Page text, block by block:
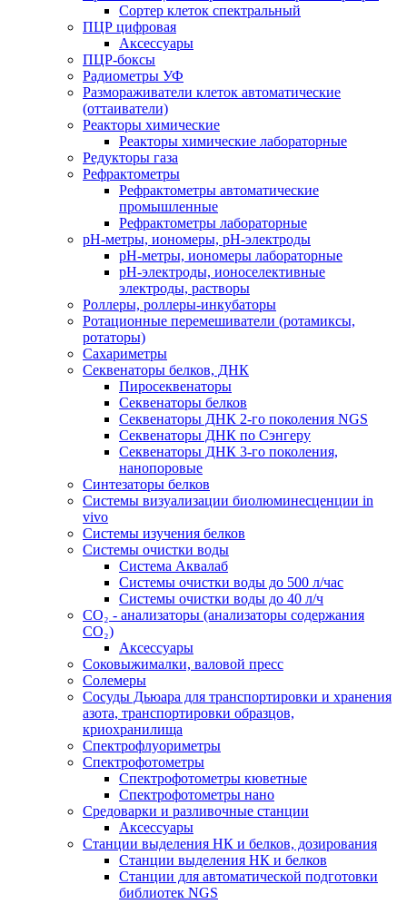
Сортер клеток спектральный
ПЦР цифровая
Аксессуары
ПЦР-боксы
Радиометры УФ
Размораживатели клеток автоматические
(оттаиватели)
Реакторы химические
Реакторы химические лабораторные
Редукторы газа
Рефрактометры
Рефрактометры автоматические
промышленные
Рефрактометры лабораторные
рН-метры, иономеры, рН-электроды
рН-метры, иономеры лабораторные
рН-электроды, ионоселективные
электроды, растворы
Роллеры, роллеры-инкубаторы
Ротационные перемешиватели (ротамиксы,
ротаторы)
Сахариметры
Секвенаторы белков, ДНК
Пиросеквенаторы
Секвенаторы белков
Секвенаторы ДНК 2-го поколения NGS
Секвенаторы ДНК по Сэнгеру
Секвенаторы ДНК 3-го поколения,
нанопоровые
Синтезаторы белков
Системы визуализации биолюминесценции in
vivo
Системы изучения белков
Системы очистки воды
Система Аквалаб
Системы очистки воды до 500 л/час
Системы очистки воды до 40 л/ч
СО₂ - анализаторы (анализаторы содержания
СО₂)
Аксессуары
Соковыжималки, валовой пресс
Солемеры
Сосуды Дьюара для транспортировки и хранения
азота, транспортировки образцов,
криохранилища
Спектрофлуориметры
Спектрофотометры
Спектрофотометры кюветные
Спектрофотометры нано
Средоварки и разливочные станции
Аксессуары
Станции выделения НК и белков, дозирования
Станции выделения НК и белков
Станции для автоматической подготовки
библиотек NGS